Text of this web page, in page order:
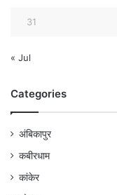
31
« Jul
Categories
अंबिकापुर
कबीरधाम
कांकेर